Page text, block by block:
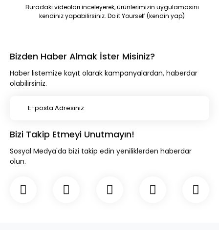
Buradaki videoları inceleyerek, ürünlerimizin uygulamasını
kendiniz yapabilirsiniz. Do it Yourself (kendin yap)
Bizden Haber Almak İster Misiniz?
Haber listemize kayıt olarak kampanyalardan, haberdar
olabilirsiniz.
Bizi Takip Etmeyi Unutmayın!
Sosyal Medya'da bizi takip edin yeniliklerden haberdar
olun.